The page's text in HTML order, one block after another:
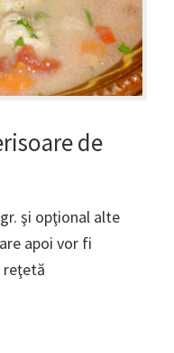
de
şi opţional alte
apoi vor fi
reţetă